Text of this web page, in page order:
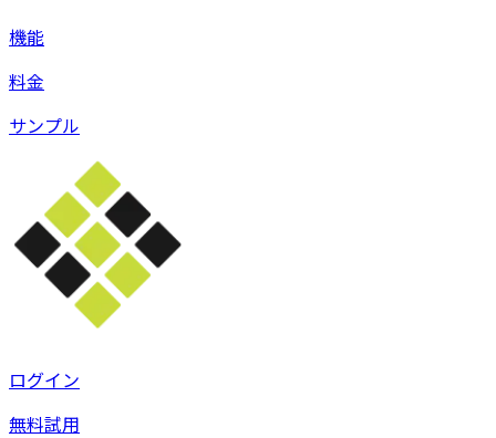
機能
料金
サンプル
ログイン
無料試用